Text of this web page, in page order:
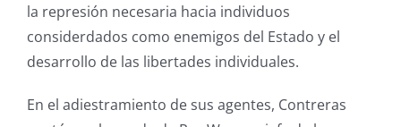
la represión necesaria hacia individuos
considerdados como enemigos del Estado y el
desarrollo de las libertades individuales.
En el adiestramiento de sus agentes, Contreras